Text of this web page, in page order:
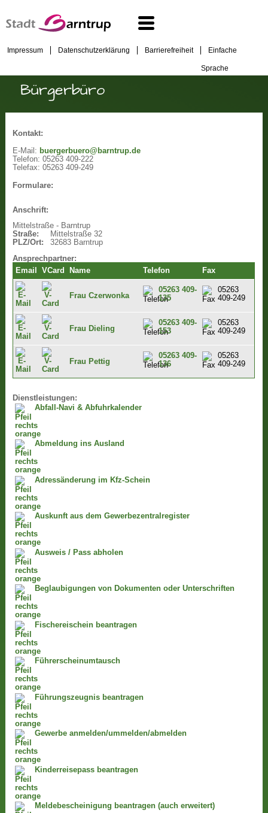
Impressum Datenschutzerklärung Barrierefreiheit Einfache
Sprache
Bürgerbüro
Kontakt:
E-Mail: buergerbuero@barntrup.de
Telefon: 05263 409-222
Telefax: 05263 409-249
Formulare:
Anschrift:
Mittelstraße - Barntrup
Straße:
Mittelstraße 32
PLZ/Ort:
32683 Barntrup
Ansprechpartner:
Email
VCard Name Telefon Fax
Frau Czerwonka
05263 409-
135
05263
409-249
Frau Dieling
05263 409-
153
05263
409-249
Frau Pettig
05263 409-
136
05263
409-249
Dienstleistungen:
Abfall-Navi & Abfuhrkalender
Abmeldung ins Ausland
Adressänderung im Kfz-Schein
Auskunft aus dem Gewerbezentralregister
Ausweis / Pass abholen
Beglaubigungen von Dokumenten oder Unterschriften
Fischereischein beantragen
Führerscheinumtausch
Führungszeugnis beantragen
Gewerbe anmelden/ummelden/abmelden
Kinderreisepass beantragen
Meldebescheinigung beantragen (auch erweitert)